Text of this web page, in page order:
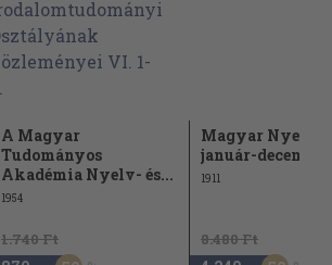
A Magyar
Tudományos
Akadémia Nyelv- és...
1954
1.740 Ft
Magyar Nyelv
január-december
1911
8.480 Ft